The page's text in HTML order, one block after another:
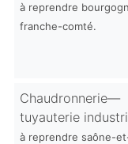
à reprendre
franche-comté.
Chaudronnerie—
tuyauterie
à reprendre saône-